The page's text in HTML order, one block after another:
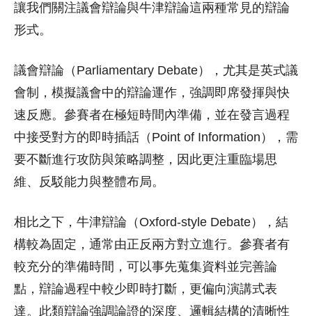
讓我們關注議會辯論與牛津辯論這兩種常見的辯論
形式。
議會辯論（Parliamentary Debate），尤其是英式議
會制，模擬議會中的辯論運作，強調即席發揮與快
速反應。參賽者在極短時間內準備，並在發言過程
中接受對方的即時插話（Point of Information），需
要不斷進行攻防與策略調整，因此更注重臨場思
維、反駁能力與整體布局。
相比之下，牛津辯論（Oxford-style Debate），結
構較為固定，通常由正反兩方對立進行。參賽者有
較充分的準備時間，可以事先蒐集資料並完善論
點，辯論過程中較少即時打斷，更偏向演講式表
達。此類辯論強調論證的深度、邏輯結構的清晰性